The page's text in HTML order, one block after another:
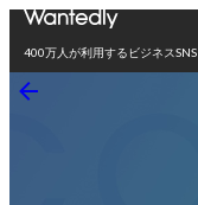
400万人が利用するビジネスSNS